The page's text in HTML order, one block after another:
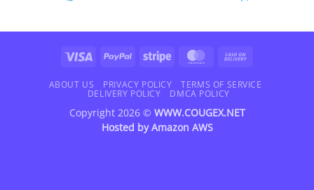
Visa PayPal Stripe MasterCard
Delivery
ABOUT US PRIVACY POLICY
TERMS OF SERVICE
DELIVERY POLICY
DMCA POLICY
Copyright 2026 © WWW.COUGEX.NET
Hosted byAmazon AWS